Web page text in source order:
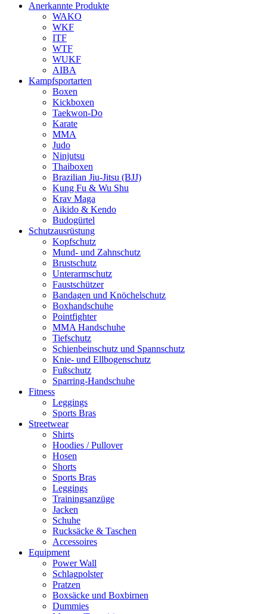
Anerkannte Produkte
WAKO
WKF
ITF
WTF
WUKF
AIBA
Kampfsportarten
Boxen
Kickboxen
Taekwon-Do
Karate
MMA
Judo
Ninjutsu
Thaiboxen
Brazilian Jiu-Jitsu (BJJ)
Kung Fu & Wu Shu
Krav Maga
Aikido & Kendo
Budogürtel
Schutzausrüstung
Kopfschutz
Mund- und Zahnschutz
Brustschutz
Unterarmschutz
Faustschützer
Bandagen und Knöchelschutz
Boxhandschuhe
Pointfighter
MMA Handschuhe
Tiefschutz
Schienbeinschutz und Spannschutz
Knie- und Ellbogenschutz
Fußschutz
Sparring-Handschuhe
Fitness
Leggings
Sports Bras
Streetwear
Shirts
Hoodies / Pullover
Hosen
Shorts
Sports Bras
Leggings
Trainingsanzüge
Jacken
Schuhe
Rucksäcke & Taschen
Accessoires
Equipment
Power Wall
Schlagpolster
Pratzen
Boxsäcke und Boxbirnen
Dummies